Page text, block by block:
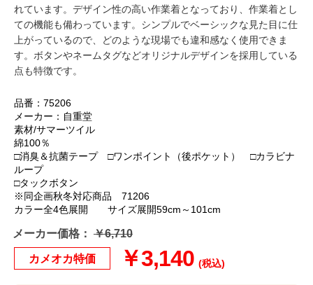
れています。デザイン性の高い作業着となっており、作業着とし
ての機能も備わっています。シンプルでベーシックな見た目に仕
上がっているので、どのような現場でも違和感なく使用できま
す。ボタンやネームタグなどオリジナルデザインを採用している
点も特徴です。
品番：75206
メーカー：自重堂
素材/サマーツイル
綿100％
□消臭＆抗菌テープ □ワンポイント（後ポケット） □カラビナ
ループ
□タックボタン
※同企画秋冬対応商品 71206
カラー全4色展開 サイズ展開59cm～101cm
メーカー価格： ￥6,710
カメオカ特価 ￥3,140 (税込)